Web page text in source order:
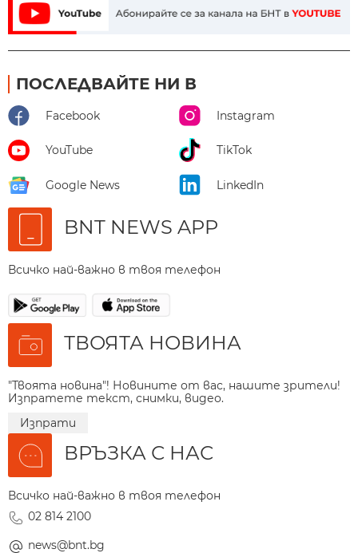
ПОСЛЕДВАЙТЕ НИ В
Facebook Instagram
YouTube TikTok
Google News LinkedIn
BNT NEWS APP
Всичко най-важно в твоя телефон
ТВОЯТА НОВИНА
"Твоята новина"! Новините от вас, нашите зрители!
Изпратете текст, снимки, видео.
Изпрати
ВРЪЗКА С НАС
Всичко най-важно в твоя телефон
02 814 2100
news@bnt.bg